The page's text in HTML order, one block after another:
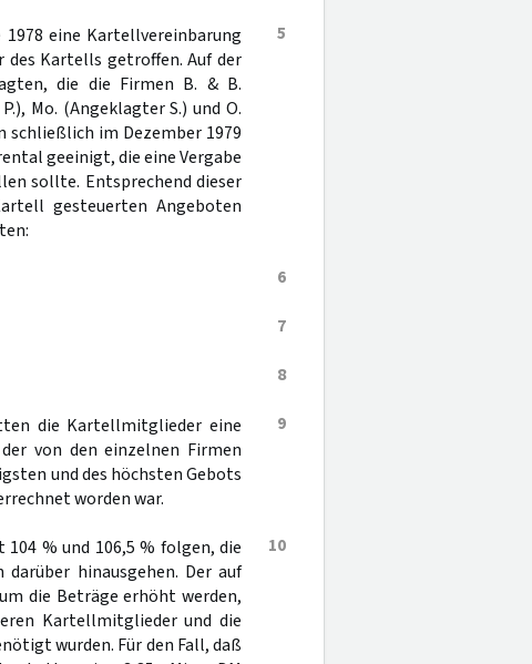
5
eine Kartellvereinbarung
des Kartells getroffen. Auf der
die die Firmen B. & B.
Mo. (Angeklagter S.) und O.
schließlich im Dezember 1979
geeinigt, die eine Vergabe
sollte. Entsprechend dieser
gesteuerten Angeboten
6
7
8
9
die Kartellmitglieder eine
von den einzelnen Firmen
und des höchsten Gebots
worden war.
10
% und 106,5 % folgen, die
hinausgehen. Der auf
die Beträge erhöht werden,
Kartellmitglieder und die
wurden. Für den Fall, daß